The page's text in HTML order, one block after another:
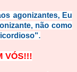
agonizantes, Eu
não como
VÓS!!!